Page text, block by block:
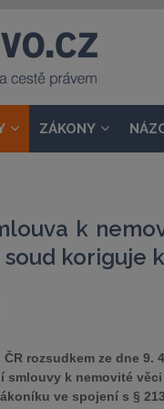
ZÁKONY
k
soud koriguje
rozsudkem ze dne 9.
smlouvy k nemovité
ve spojení s §